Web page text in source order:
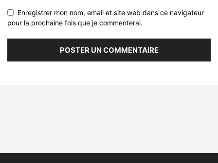
Enregistrer mon nom, email et site web dans ce navigateur
pour la prochaine fois que je commenterai.